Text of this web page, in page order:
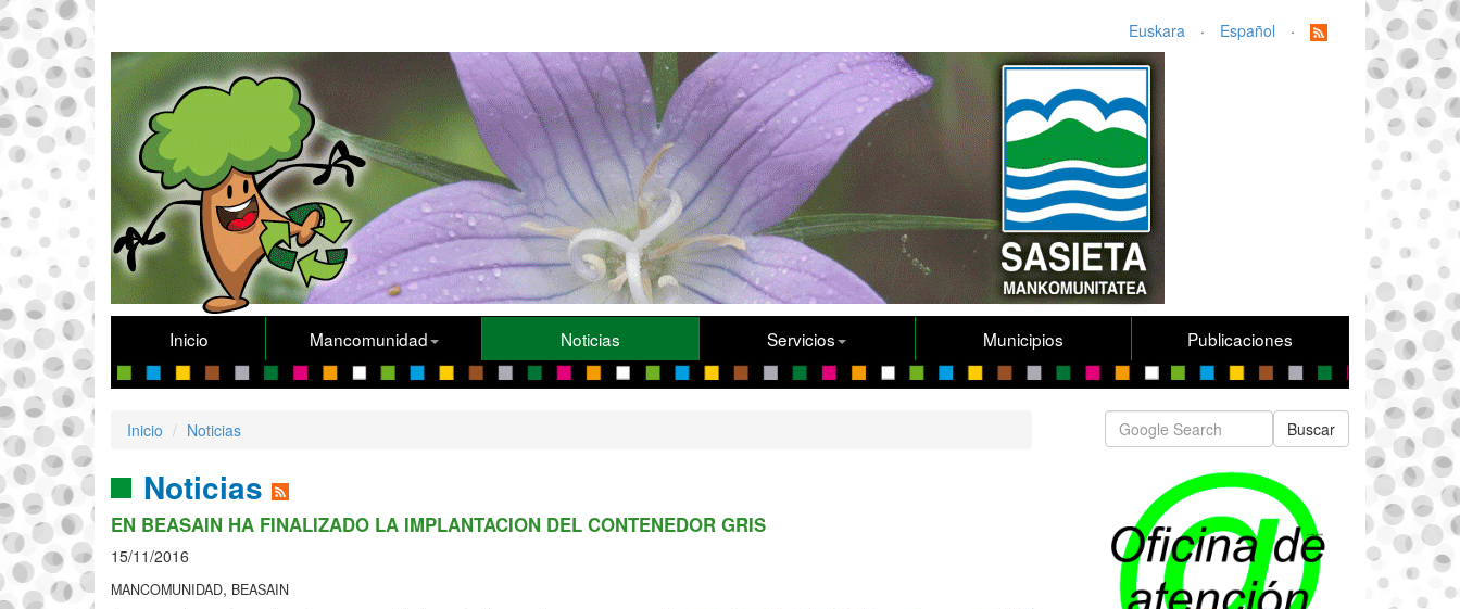
Euskara · Español ·
Inicio Mancomunidad Noticias Servicios Municipios Publicaciones
Inicio Noticias
Noticias
EN BEASAIN HA FINALIZADO LA IMPLANTACION DEL CONTENEDOR GRIS
15/11/2016
MANCOMUNIDAD, BEASAIN
Buscar